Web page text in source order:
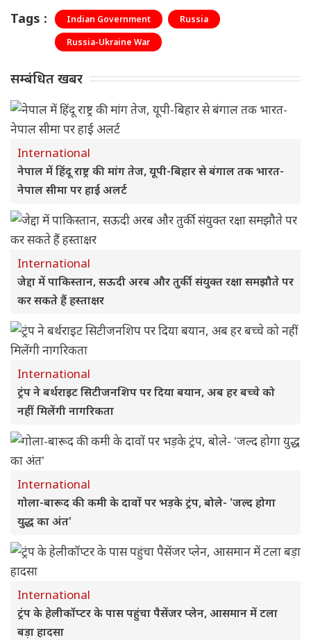
Tags : Indian Government
Russia
Russia-Ukraine War
सम्बंधित खबर
International
नेपाल में हिंदू राष्ट्र की मांग तेज, यूपी-बिहार से बंगाल तक भारत-
नेपाल सीमा पर हाई अलर्ट
International
जेद्दा में पाकिस्तान, सऊदी अरब और तुर्की संयुक्त रक्षा समझौते पर
कर सकते हैं हस्ताक्षर
International
ट्रंप ने बर्थराइट सिटीजनशिप पर दिया बयान, अब हर बच्चे को
नहीं मिलेंगी नागरिकता
International
गोला-बारूद की कमी के दावों पर भड़के ट्रंप, बोले- 'जल्द होगा
युद्ध का अंत'
International
ट्रंप के हेलीकॉप्टर के पास पहुंचा पैसेंजर प्लेन, आसमान में टला
बड़ा हादसा